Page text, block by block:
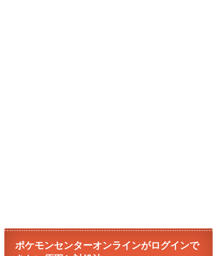
ポケモンセンターオンラインがログインで